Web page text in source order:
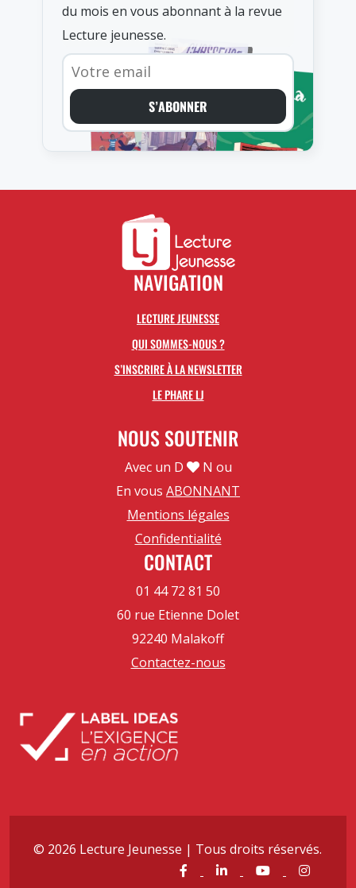
du mois en vous abonnant à la revue
Lecture jeunesse.
S’ABONNER
NAVIGATION
LECTURE JEUNESSE
QUI SOMMES-NOUS ?
S’INSCRIRE À LA NEWSLETTER
LE PHARE LJ
NOUS SOUTENIR
Avec un D
N ou
En vous ABONNANT
Mentions légales
Confidentialité
CONTACT
01 44 72 81 50
60 rue Etienne Dolet
92240 Malakoff
Contactez-nous
© 2026 Lecture Jeunesse | Tous droits réservés.